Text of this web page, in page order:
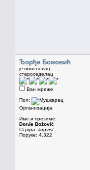
Ђорђе Божовић
језикословац
староседелац
Ван мреже
Пол:
Организација:
Име и презиме:
Đorđe Božović
Струка: lingvist
Поруке: 4.322